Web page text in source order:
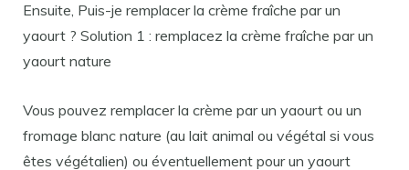
Ensuite, Puis-je remplacer la crème fraîche par un
yaourt ? Solution 1 : remplacez la crème fraîche par un
yaourt nature
Vous pouvez remplacer la crème par un yaourt ou un
fromage blanc nature (au lait animal ou végétal si vous
êtes végétalien) ou éventuellement pour un yaourt